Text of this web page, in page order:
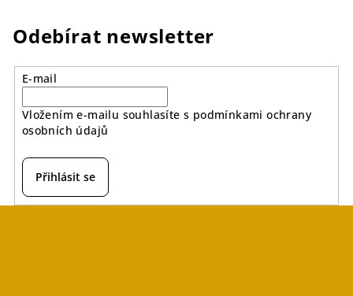
Odebírat newsletter
E-mail
Vložením e-mailu souhlasíte s podmínkami ochrany
osobních údajů
Přihlásit se